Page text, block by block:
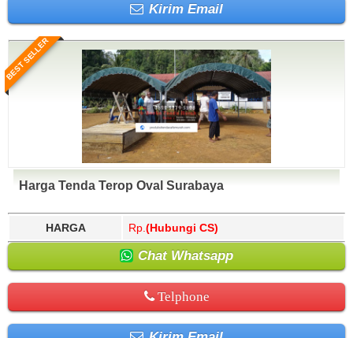
Kirim Email
BEST SELLER
Harga Tenda Terop Oval Surabaya
HARGA Rp. (Hubungi CS)
Chat Whatsapp
Telphone